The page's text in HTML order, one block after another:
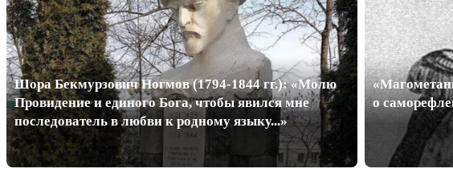
Шора Бекмурзович Ногмов (1794-1844 гг.): «Молю
Провидение и единого Бога, чтобы явился мне
последователь в любви к родному языку...»
о